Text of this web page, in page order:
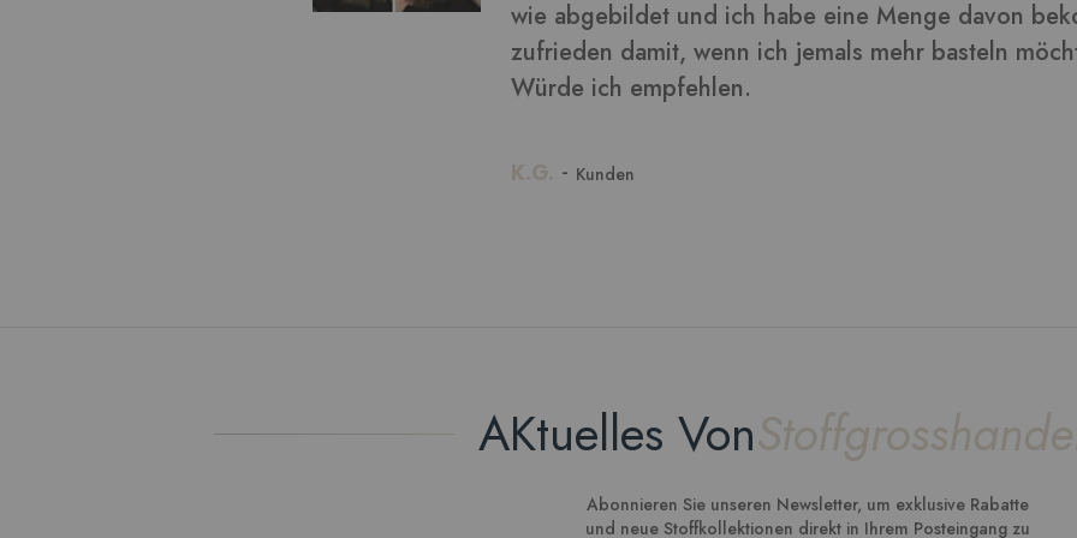
AKtuelles Von
Abonnieren Sie unseren Newsletter, um exklusive Rabatte
und neue Stoffkollektionen direkt in Ihrem Posteingang zu